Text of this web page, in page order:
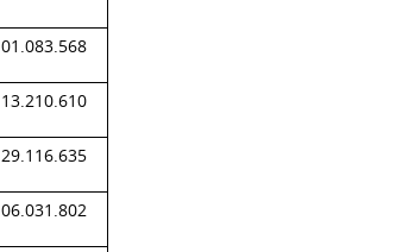
01.083.568
13.210.610
29.116.635
06.031.802